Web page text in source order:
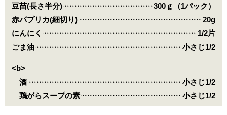
豆苗(長さ半分)
300ｇ（1パック）
赤パプリカ(細切り)
20g
にんにく
1/2片
ごま油
小さじ1/2
<b>
酒
小さじ1/2
鶏がらスープの素
小さじ1/2